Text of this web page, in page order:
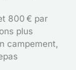
800 € par
plus
campement,